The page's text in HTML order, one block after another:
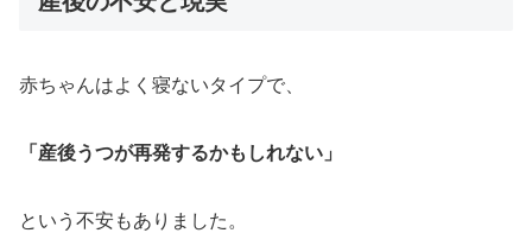
赤ちゃんはよく寝ないタイプで、
「産後うつが再発するかもしれない」
という不安もありました。